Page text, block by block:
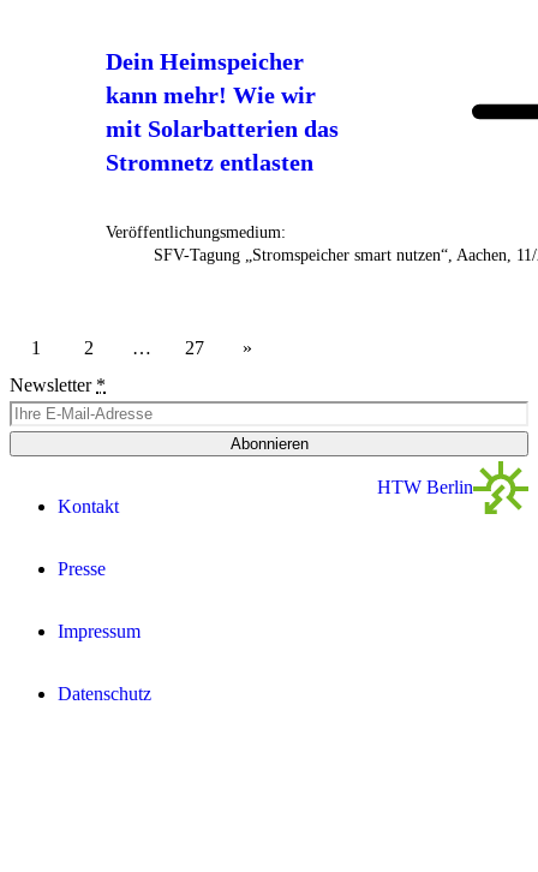
Dein Heimspeicher
kann mehr! Wie wir
mit Solarbatterien das
Stromnetz entlasten
Veröffentlichungsmedium:
SFV-Tagung „Stromspeicher smart nutzen“, Aachen,
1 2 …
27
Newsletter *
Abonnieren
Kontakt
Presse
Impressum
Datenschutz­
HTW Berlin